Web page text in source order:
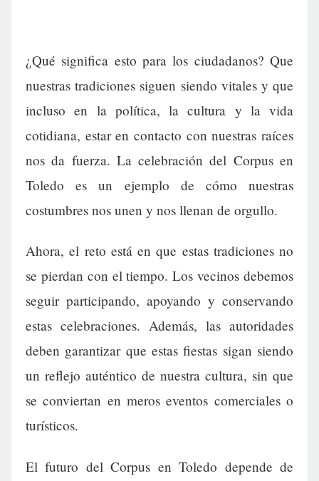
¿Qué significa esto para los ciudadanos? Que
nuestras tradiciones siguen siendo vitales y que
incluso en la política, la cultura y la vida
cotidiana, estar en contacto con nuestras raíces
nos da fuerza. La celebración del Corpus en
Toledo es un ejemplo de cómo nuestras
costumbres nos unen y nos llenan de orgullo.
Ahora, el reto está en que estas tradiciones no
se pierdan con el tiempo. Los vecinos debemos
seguir participando, apoyando y conservando
estas celebraciones. Además, las autoridades
deben garantizar que estas fiestas sigan siendo
un reflejo auténtico de nuestra cultura, sin que
se conviertan en meros eventos comerciales o
turísticos.
El futuro del Corpus en Toledo depende de